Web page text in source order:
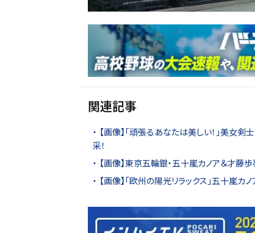
関連記事
【画像】「頑張るあなたは美しい！」美女
采！
【画像】東京五輪銀・五十嵐カノア＆才藤
【画像】「欧州の陽光リラックス」五十嵐カ